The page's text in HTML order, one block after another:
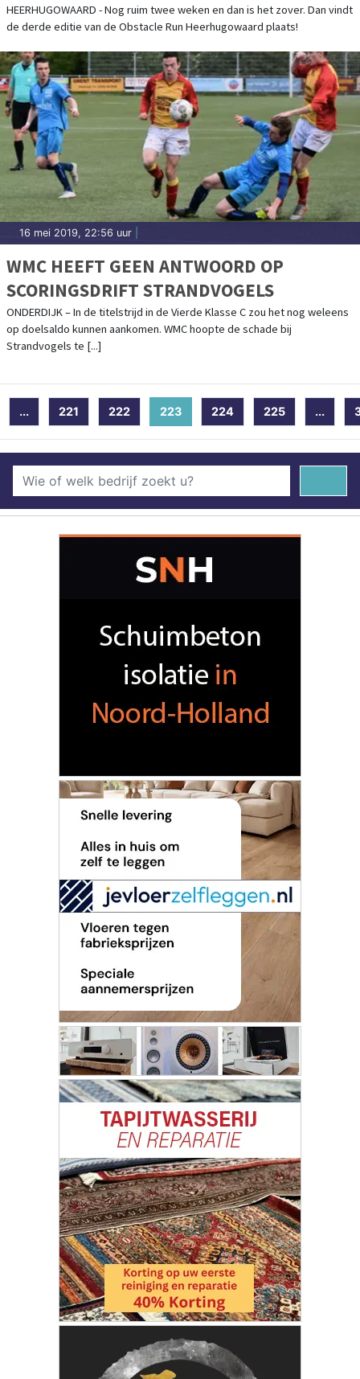
HEERHUGOWAARD - Nog ruim twee weken en dan is het zover. Dan vindt
de derde editie van de Obstacle Run Heerhugowaard plaats!
16 mei 2019, 22:56 uur
WMC HEEFT GEEN ANTWOORD OP
SCORINGSDRIFT STRANDVOGELS
ONDERDIJK – In de titelstrijd in de Vierde Klasse C zou het nog weleens
op doelsaldo kunnen aankomen. WMC hoopte de schade bij
Strandvogels te [...]
... 221 222 223(current)
224 225 ...